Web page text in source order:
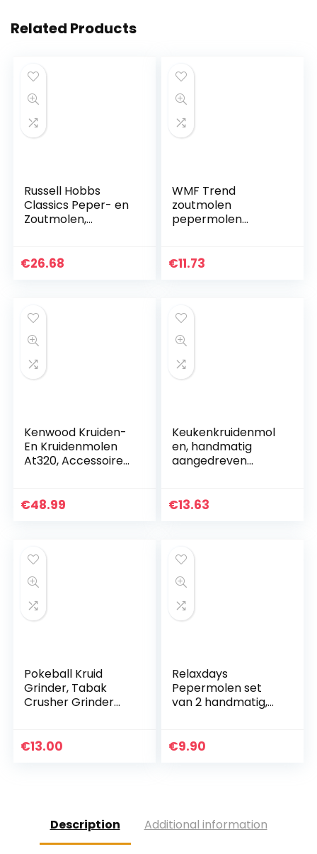
Related Products
Russell Hobbs
Classics Peper- en
Zoutmolen,
Maalmolens,
€26.68
WMF Trend
zoutmolen
pepermolen
keramische
€11.73
Kenwood Kruiden-
En Kruidenmolen
At320, Accessoires
Elektrische
€48.99
Keukenkruidenmol
en, handmatig
aangedreven
kruiden en
€13.63
Pokeball Kruid
Grinder, Tabak
Crusher Grinder
Mill
€13.00
Relaxdays
Pepermolen set
van 2 handmatig,
kruidenmolen, voor
€9.90
Description Additional information